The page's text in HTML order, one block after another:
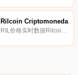
Rilcoin Criptomoneda
RIL价格实时数据Rilcoin于2018年2月推出,自称是委内瑞拉的一种加密货币,旨在帮助改善该国经济并与世界其他地区建立联系。Rilcoin还专注于旅游市场.